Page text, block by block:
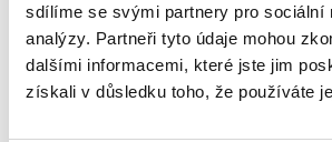
sdílíme se svými partnery pro sociální
analýzy. Partneři tyto údaje mohou
dalšími informacemi, které jste jim
získali v důsledku toho, že používáte
Základy